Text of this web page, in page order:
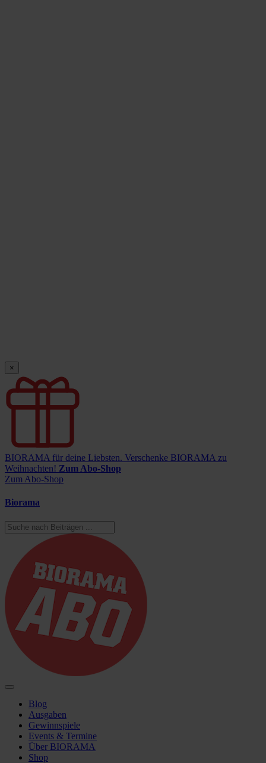
×
BIORAMA für deine Liebsten. Verschenke BIORAMA zu
Weihnachten! Zum Abo-Shop
Zum Abo-Shop
Biorama
Blog
Ausgaben
Gewinnspiele
Events & Termine
Über BIORAMA
Shop